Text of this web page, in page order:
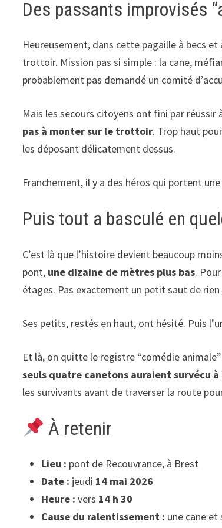
Des passants improvisés
Heureusement, dans cette pagaille à becs
trottoir. Mission pas si simple : la cane,
probablement pas demandé un comité
Mais les secours citoyens ont fini par
pas à monter sur le trottoir. Trop haut
les déposant délicatement dessus.
Franchement, il y a des héros qui portent
Puis tout a basculé en
C’est là que l’histoire devient beaucoup
pont, une dizaine de mètres plus bas.
étages. Pas exactement un petit saut de
Ses petits, restés en haut, ont hésité. Puis
Et là, on quitte le registre “comédie
seuls quatre canetons auraient survécu
les survivants avant de traverser la route
À retenir
Lieu : pont de Recouvrance, à Brest
Date : jeudi 14 mai 2026
Heure : vers 14 h 30
Cause du ralentissement : une cane et